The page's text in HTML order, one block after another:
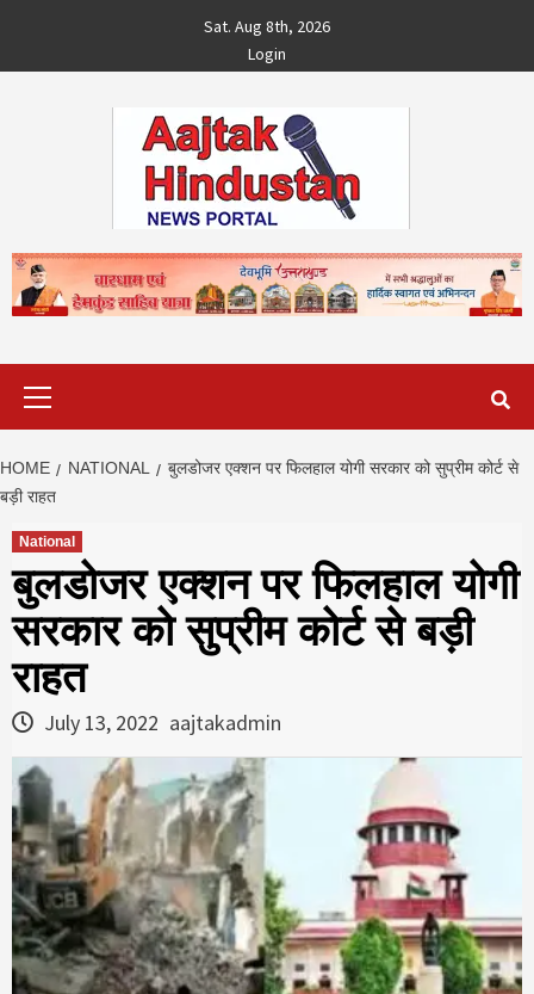
content
Sat. Aug 8th, 2026
Login
HOME NATIONAL
बुलडोजर एक्शन पर फिलहाल योगी सरकार को सुप्रीम कोर्ट से
बड़ी राहत
National
बुलडोजर एक्शन पर फिलहाल योगी
सरकार को सुप्रीम कोर्ट से बड़ी
राहत
July 13, 2022 aajtakadmin